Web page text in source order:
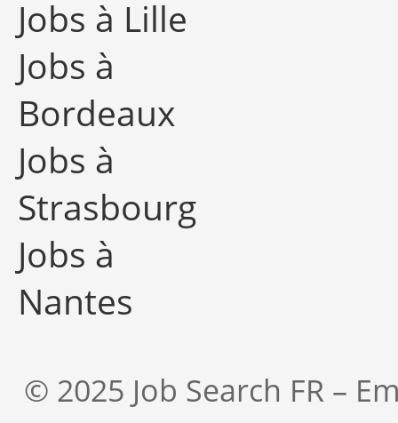
Jobs à Lille
Jobs à
Bordeaux
Jobs à
Strasbourg
Jobs à
Nantes
© 2025 Job Search FR –